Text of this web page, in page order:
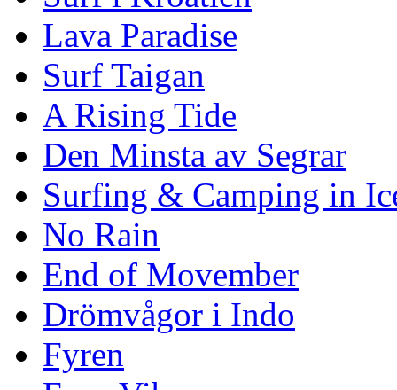
Lava Paradise
Surf Taigan
A Rising Tide
Den Minsta av Segrar
Surfing & Camping in
No Rain
End of Movember
Drömvågor i Indo
Fyren